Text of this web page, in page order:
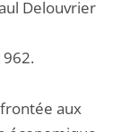
Delouvrier
aux